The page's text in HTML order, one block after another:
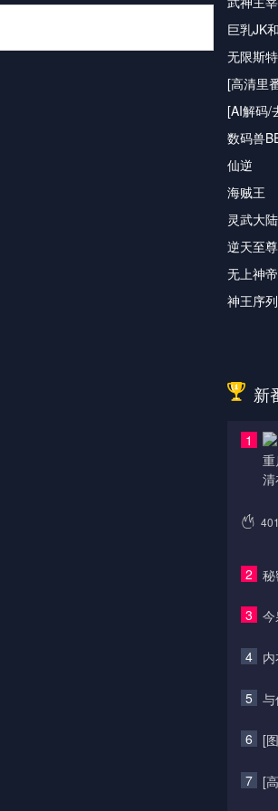
巨乳JK
无限斯
[高清里
[AI解码/
数码兽
仙逆
海贼王
灵武大陆
逆天至尊
无上神帝
神王序列
新
1
2
3
4
5
6 [
7 [